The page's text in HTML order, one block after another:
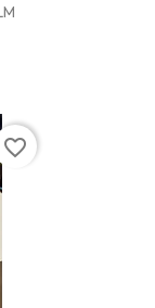
favorite_border